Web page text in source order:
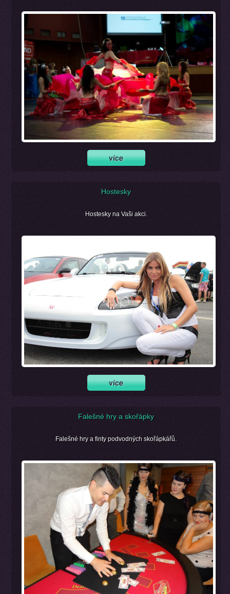
Hostesky
Hostesky na Vaši akci.
Falešné hry a skořápky
Falešné hry a finty podvodných skořápkářů.